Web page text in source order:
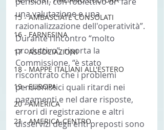
15 - AMBASCIATE CONSOLATI
16 - FARNESINA
17 - ASSOCIAZIONI
18 - MAPPE ITALIANI ALL'ESTERO
19 - EUROPA
20 - AMERICA
21 - AMERICA-CENTRO
una valutazione e una
razionalizzazione dell'operatività”.
Durante l’incontro “molto
produttivo”, riporta la
Commissione, “è stato
riscontrato che i problemi
pensionistici quali ritardi nei
pagamenti e nel dare risposte,
errori di registrazione e altri
disservizi degli enti preposti sono